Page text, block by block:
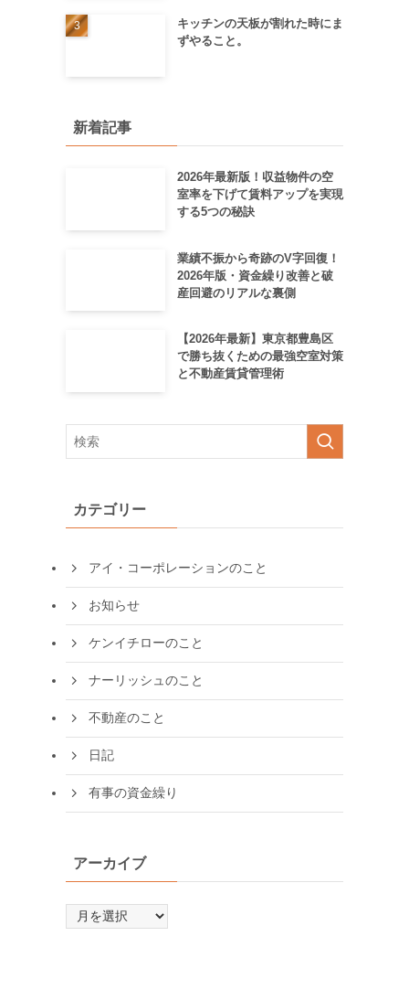
キッチンの天板が割れた時にま
ずやること。
新着記事
2026年最新版！収益物件の空
室率を下げて賃料アップを実現
する5つの秘訣
業績不振から奇跡のV字回復！
2026年版・資金繰り改善と破
産回避のリアルな裏側
【2026年最新】東京都豊島区
で勝ち抜くための最強空室対策
と不動産賃貸管理術
カテゴリー
アイ・コーポレーションのこと
お知らせ
ケンイチローのこと
ナーリッシュのこと
不動産のこと
日記
有事の資金繰り
アーカイブ
ー